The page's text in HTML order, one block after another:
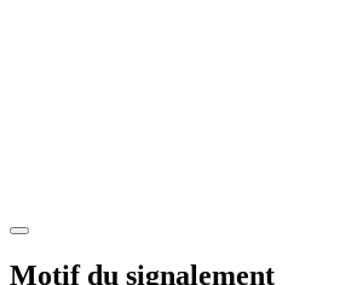
Motif du signalement